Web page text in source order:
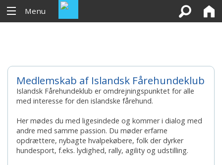
Menu
Medlemskab af Islandsk Fårehundeklub
Islandsk Fårehundeklub er omdrejningspunktet for alle
med interesse for den islandske fårehund.
Her mødes du med ligesindede og kommer i dialog med
andre med samme passion. Du møder erfarne
opdrættere, nybagte hvalpekøbere, folk der dyrker
hundesport, f.eks. lydighed, rally, agility og udstilling.